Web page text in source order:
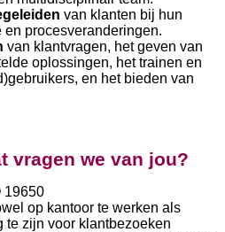
van klanten bij hun
procesveranderingen.
van klantvragen, het geven van
oplossingen, het trainen en
en het bieden van
vragen we van jou?
19650
op kantoor te werken als
te zijn voor klantbezoeken